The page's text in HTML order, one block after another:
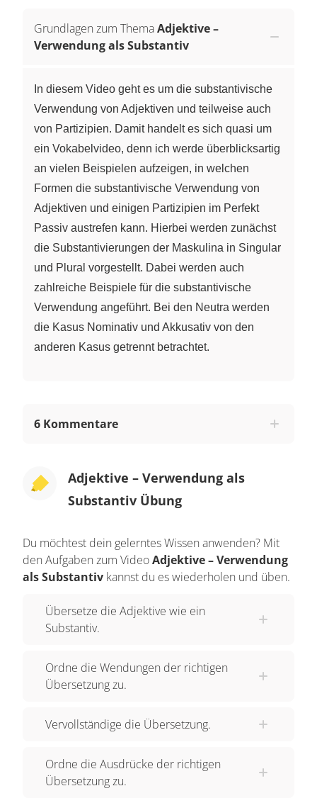
Grundlagen zum ThemaAdjektive –
Verwendung als Substantiv
In diesem Video geht es um die substantivische
Verwendung von Adjektiven und teilweise auch
von Partizipien. Damit handelt es sich quasi um
ein Vokabelvideo, denn ich werde überblicksartig
an vielen Beispielen aufzeigen, in welchen
Formen die substantivische Verwendung von
Adjektiven und einigen Partizipien im Perfekt
Passiv austrefen kann. Hierbei werden zunächst
die Substantivierungen der Maskulina in Singular
und Plural vorgestellt. Dabei werden auch
zahlreiche Beispiele für die substantivische
Verwendung angeführt. Bei den Neutra werden
die Kasus Nominativ und Akkusativ von den
anderen Kasus getrennt betrachtet.
6 Kommentare
Adjektive – Verwendung als
Substantiv Übung
Du möchtest dein gelerntes Wissen anwenden? Mit
den Aufgaben zum VideoAdjektive – Verwendung
als Substantiv kannst du es wiederholen und üben.
Übersetze die Adjektive wie ein
Substantiv.
Ordne die Wendungen der richtigen
Übersetzung zu.
Vervollständige die Übersetzung.
Ordne die Ausdrücke der richtigen
Übersetzung zu.